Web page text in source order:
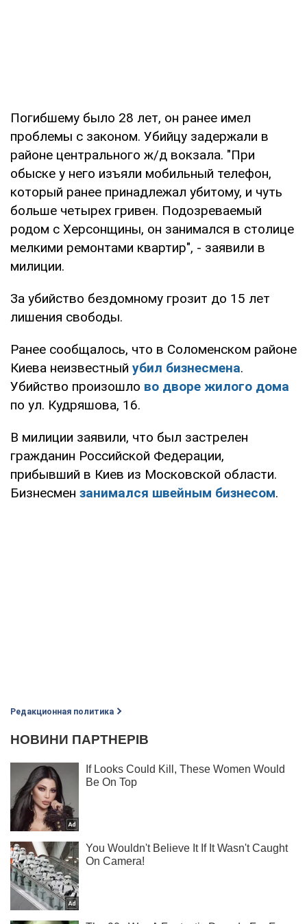
Погибшему было 28 лет, он ранее имел
проблемы с законом. Убийцу задержали в
районе центрального ж/д вокзала. "При
обыске у него изъяли мобильный телефон,
который ранее принадлежал убитому, и чуть
больше четырех гривен. Подозреваемый
родом с Херсонщины, он занимался в столице
мелкими ремонтами квартир", - заявили в
милиции.
За убийство бездомному грозит до 15 лет
лишения свободы.
Ранее сообщалось, что в Соломенском районе
Киева неизвестный убил бизнесмена.
Убийство произошло во дворе жилого дома
по ул. Кудряшова, 16.
В милиции заявили, что был застрелен
гражданин Российской Федерации,
прибывший в Киев из Московской области.
Бизнесмен занимался швейным бизнесом.
Редакционная политика